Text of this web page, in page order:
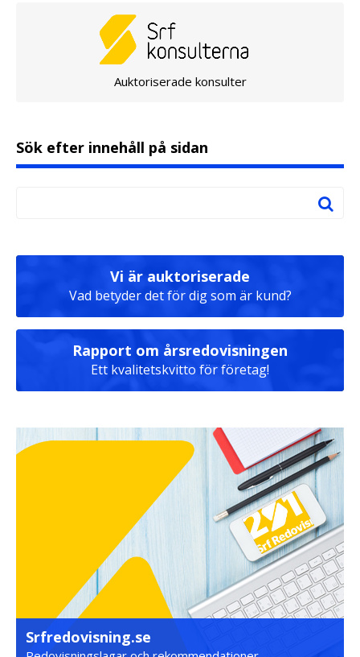
Auktoriserade konsulter
Sök efter innehåll på sidan
Vi är auktoriserade
Vad betyder det för dig som är kund?
Rapport om årsredovisningen
Ett kvalitetskvitto för företag!
Srfredovisning.se